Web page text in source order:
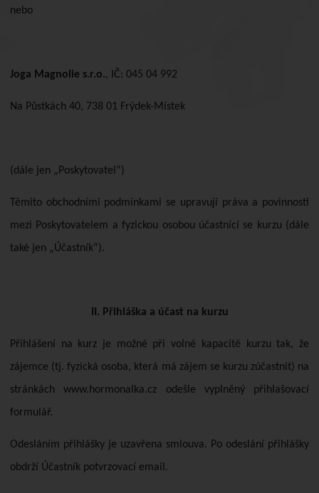
nebo
Joga Magnolie s.r.o., IČ: 045 04 992
Na Půstkách 40, 738 01 Frýdek-Místek
(dále jen „Poskytovatel“)
Těmito obchodními podmínkami se upravují práva a povinnosti
mezi Poskytovatelem a fyzickou osobou účastnící se kurzu (dále
také jen „Účastník“).
II. Přihláška a účast na kurzu
Přihlášení na kurz je možné při volné kapacitě kurzu tak, že
zájemce (tj. fyzická osoba, která má zájem se kurzu zúčastnit) na
stránkách www.hormonalka.cz odešle vyplněný přihlašovací
formulář.
Odesláním přihlášky je uzavřena smlouva. Po odeslání přihlášky
obdrží Účastník potvrzovací email.